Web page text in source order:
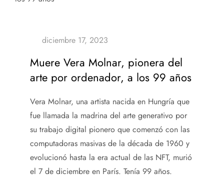
Muere Vera Molnar, pionera del
arte por ordenador, a los 99 años
Vera Molnar, una artista nacida en Hungría que
fue llamada la madrina del arte generativo por
su trabajo digital pionero que comenzó con las
computadoras masivas de la década de 1960 y
evolucionó hasta la era actual de las NFT, murió
el 7 de diciembre en París. Tenía 99 años.